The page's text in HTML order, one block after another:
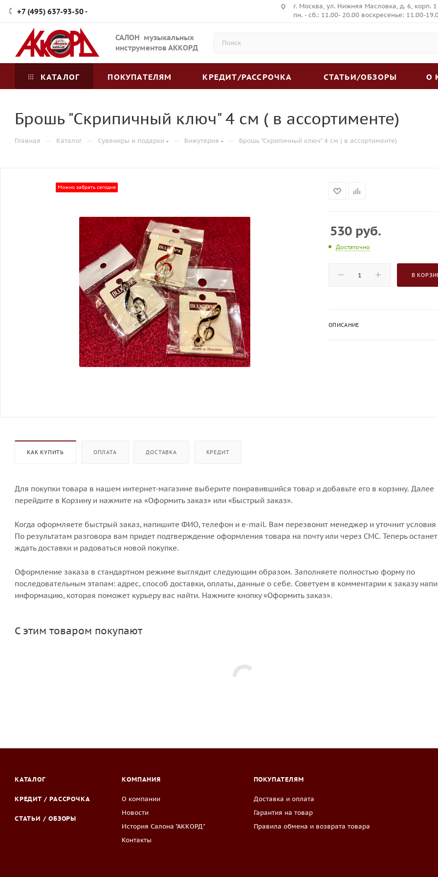
+7 (495) 637-93-50
г. Москва, ул. Нижняя Масловка, д. 6, корп. 1
пн. - сб.: 11.00- 20.00 воскресенье: 11.00-
САЛОН музыкальных
инструментов АККОРД
КАТАЛОГ ПОКУПАТЕЛЯМ КРЕДИТ/РАССРОЧКА СТАТЬИ/ОБЗОРЫ О
Брошь "Скрипичный ключ" 4 см ( в ассортименте)
Главная — Каталог — Сувениры и подарки — Бижутерия — Брошь "Скрипичный ключ" 4 см ( в ассортименте)
Можно забрать сегодня
530 руб.
Достаточно
В
ОПИСАНИЕ
КАК КУПИТЬ ОПЛАТА ДОСТАВКА КРЕДИТ
Для покупки товара в нашем интернет-магазине выберите понравившийся товар и добавьте его в корзину. Далее
перейдите в Корзину и нажмите на «Оформить заказ» или «Быстрый заказ».
Когда оформляете быстрый заказ, напишите ФИО, телефон и e-mail. Вам перезвонит менеджер и уточнит условия
По результатам разговора вам придет подтверждение оформления товара на почту или через СМС. Теперь
ждать доставки и радоваться новой покупке.
Оформление заказа в стандартном режиме выглядит следующим образом. Заполняете полностью форму по
последовательным этапам: адрес, способ доставки, оплаты, данные о себе. Советуем в комментарии к заказу
информацию, которая поможет курьеру вас найти. Нажмите кнопку «Оформить заказ».
С этим товаром покупают
КАТАЛОГ
КРЕДИТ / РАССРОЧКА
СТАТЬИ / ОБЗОРЫ
КОМПАНИЯ
О компании
Новости
История Салона "АККОРД"
Контакты
ПОКУПАТЕЛЯМ
Доставка и оплата
Гарантия на товар
Правила обмена и возврата товара